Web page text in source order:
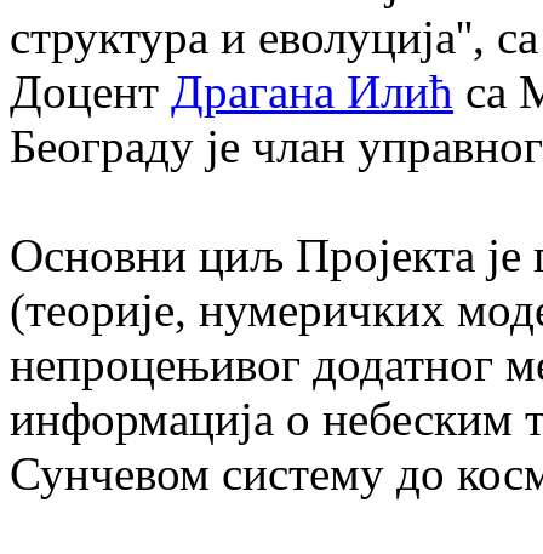
структура и еволуција'',
Доцент Драгана Илић са
Београду је члан
Основни циљ Пројекта је
(теорије, нумеричких
непроцењивог додатног
информација о небеским
Сунчевом систему до